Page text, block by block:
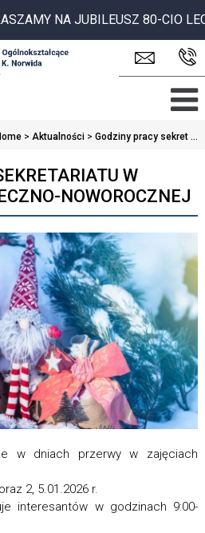
NA JUBILEUSZ 80-CIO
> Aktualności > Godziny pracy sekret ...
W
NOWOROCZNEJ
w dniach przerwy w zajęciach
2, 5.01.2026 r.
interesantów w godzinach 9:00-